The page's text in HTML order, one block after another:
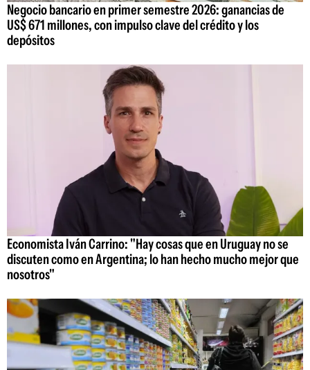
Negocio bancario en primer semestre 2026: ganancias de
US$ 671 millones, con impulso clave del crédito y los
depósitos
Economista Iván Carrino: "Hay cosas que en Uruguay no se
discuten como en Argentina; lo han hecho mucho mejor que
nosotros"